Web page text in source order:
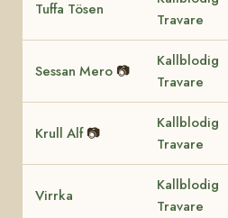
Tuffa Tösen
Travare
Sessan Mero 📷
Kallblodig
Travare
Krull Alf 📷
Kallblodig
Travare
Virrka
Kallblodig
Travare